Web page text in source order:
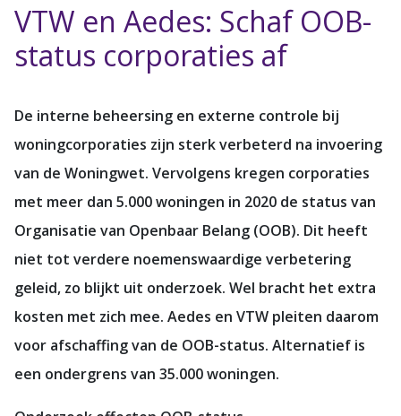
VTW en Aedes: Schaf OOB-
status corporaties af
De interne beheersing en externe controle bij
woningcorporaties zijn sterk verbeterd na invoering
van de Woningwet. Vervolgens kregen corporaties
met meer dan 5.000 woningen in 2020 de status van
Organisatie van Openbaar Belang (OOB). Dit heeft
niet tot verdere noemenswaardige verbetering
geleid, zo blijkt uit onderzoek. Wel bracht het extra
kosten met zich mee. Aedes en VTW pleiten daarom
voor afschaffing van de OOB-status. Alternatief is
een ondergrens van 35.000 woningen.